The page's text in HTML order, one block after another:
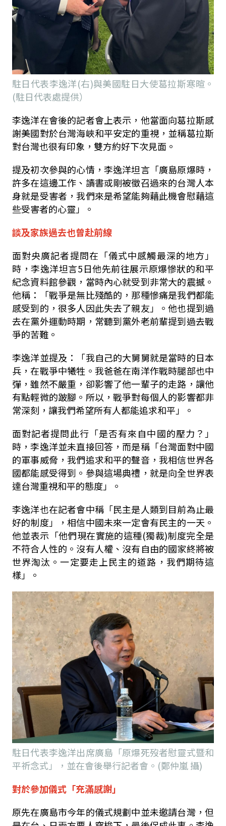
駐日代表李逸洋(右)與美國駐日大使葛拉斯寒暄。
(駐日代表處提供）
李逸洋在會後的記者會上表示，他當面向葛拉斯感
謝美國對於台灣海峽和平安定的重視，並稱葛拉斯
對台灣也很有印象，雙方約好下次見面。
提及初次參與的心情，李逸洋坦言「廣島原爆時，
許多在這邊工作、讀書或剛被徵召過來的台灣人本
身就是受害者，我們來是希望能夠藉此機會慰藉這
些受害者的心靈」。
談及家族過去也曾赴前線
面對央廣記者提問在「儀式中感觸最深的地方」
時，李逸洋坦言5日他先前往展示原爆慘狀的和平
紀念資料館參觀，當時內心就受到非常大的震撼。
他稱：「戰爭是無比殘酷的，那種慘痛是我們都能
感受到的，很多人因此失去了親友」。他也提到過
去在黨外運動時期，常聽到黨外老前輩提到過去戰
爭的苦難。
李逸洋並提及：「我自己的大舅舅就是當時的日本
兵，在戰爭中犧牲。我爸爸在南洋作戰時腿部也中
彈，雖然不嚴重，卻影響了他一輩子的走路，讓他
有點輕微的跛腳。所以，戰爭對每個人的影響都非
常深刻，讓我們希望所有人都能追求和平」。
面對記者提問此行「是否有來自中國的壓力？」
時，李逸洋並未直接回答，而是稱「台灣面對中國
的軍事威脅，我們追求和平的聲音，我相信世界各
國都能感受得到。參與這場典禮，就是向全世界表
達台灣重視和平的態度」。
李逸洋也在記者會中稱「民主是人類到目前為止最
好的制度」，相信中國未來一定會有民主的一天。
他並表示「他們現在實施的這種(獨裁)制度完全是
不符合人性的。沒有人權、沒有自由的國家終將被
世界淘汰。一定要走上民主的道路，我們期待這
樣」。
駐日代表李逸洋出席廣島「原爆死歿者慰靈式暨和
平祈念式」，並在會後舉行記者會。(鄭仲嵐 攝)
對於參加儀式「充滿感謝」
原先在廣島市今年的儀式規劃中並未邀請台灣，但